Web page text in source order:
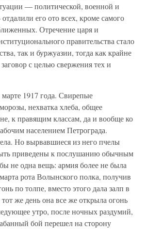
— политической, военной и
его ото всех, кроме самого
Отречение царя и
правительства стало
так и буржуазии, тогда как крайне
с целью свержения тех и
1917 года. Свирепые
нехватка хлеба, общее
к правящим классам, да и вообще ко
населением Петрограда.
Но вырвавшиеся из него пчелы
приведены к послушанию обычным
не одна вещь: армия более не была
рота Волынского полка, получив
по толпе, вместо этого дала залп в
же день она все же открыла огонь
утро, после ночных раздумий,
бой перешел на сторону